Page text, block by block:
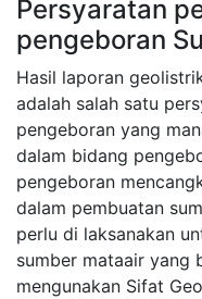
Persyaratan
pengeboran
Hasil laporan
adalah salah satu
pengeboran yang
dalam bidang
pengeboran
dalam pembuatan
perlu di laksanakan
sumber mataair yang
mengunakan Sifat